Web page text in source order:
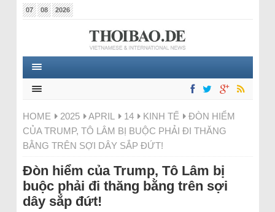
07 08 2026
HOME 2025 APRIL 14 KINH TẾ
ĐÒN HIỂM
CỦA TRUMP, TÔ LÂM BỊ BUỘC PHẢI ĐI THĂNG
BẰNG TRÊN SỢI DÂY SẮP ĐỨT!
Đòn hiểm của Trump, Tô Lâm bị
buộc phải đi thăng bằng trên sợi
dây sắp đứt!